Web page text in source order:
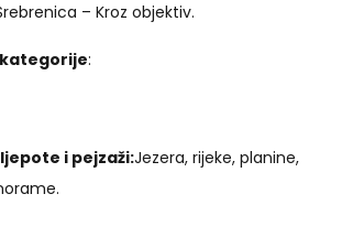
– Kroz objektiv.
:
i pejzaži:Jezera, rijeke, planine,